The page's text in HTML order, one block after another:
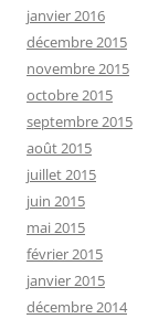
janvier 2016
décembre 2015
novembre 2015
octobre 2015
septembre 2015
août 2015
juillet 2015
juin 2015
mai 2015
février 2015
janvier 2015
décembre 2014